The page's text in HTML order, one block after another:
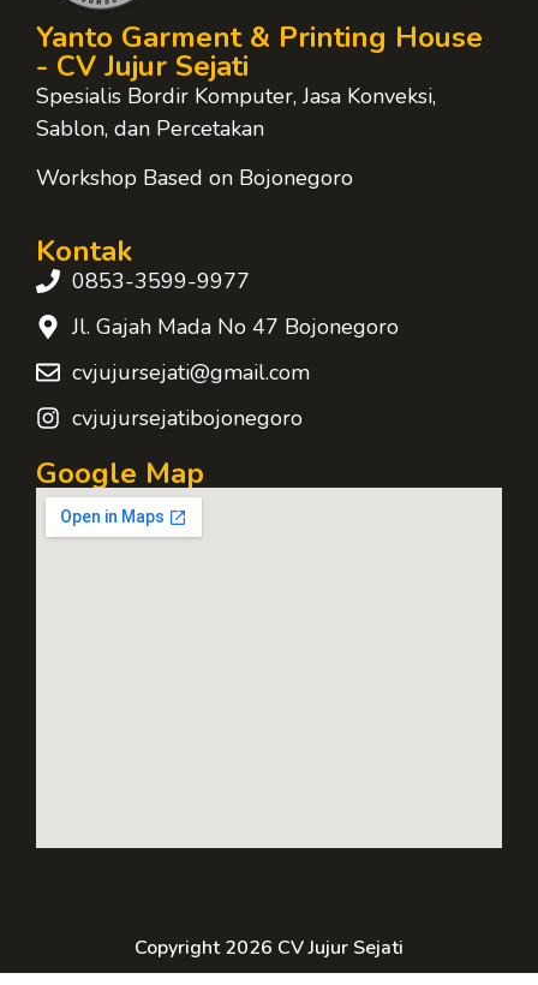
Yanto Garment & Printing House
- CV Jujur Sejati
Spesialis Bordir Komputer, Jasa Konveksi,
Sablon, dan Percetakan
Workshop Based on Bojonegoro
Kontak
0853-3599-9977
Jl. Gajah Mada No 47 Bojonegoro
cvjujursejati@gmail.com
cvjujursejatibojonegoro
Google Map
Copyright 2026 CV Jujur Sejati